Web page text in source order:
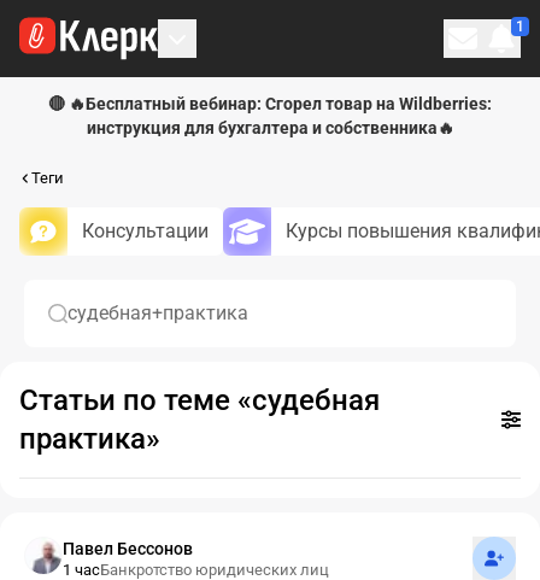
1
🔴 🔥Бесплатный вебинар: Сгорел товар на Wildberries:
инструкция для бухгалтера и собственника🔥
Теги
Консультации Курсы повышения
судебная+практика
Статьи по теме «судебная
практика»
Павел Бессонов
1 часБанкротство юридических лиц